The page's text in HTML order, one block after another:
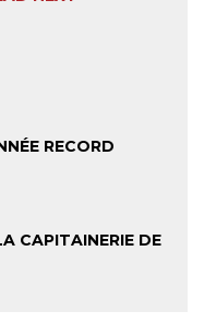
RECORD
CAPITAINERIE DE